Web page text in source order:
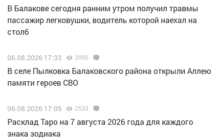
В Балакове сегодня ранним утром получил травмы
пассажир легковушки, водитель которой наехал на
столб
06.08.2026 17:33 2095
В селе Пылковка Балаковского района открыли Аллею
памяти героев СВО
06.08.2026 17:05 2533
Расклад Таро на 7 августа 2026 года для каждого
знака зодиака